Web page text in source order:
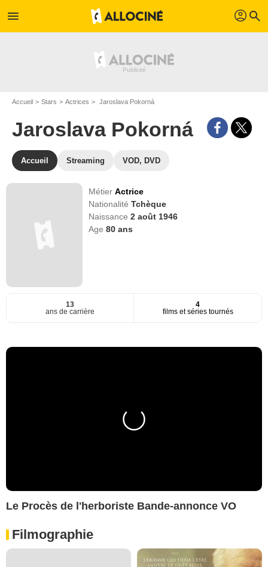
menu profil search
Accueil Stars Actrices Jaroslava Pokorná
Jaroslava Pokorná
Accueil Streaming VOD, DVD
MétierActrice
NationalitéTchèque
Naissance2 août 1946
Age80 ans
13
ans de carrière
4
films et séries tournés
Le Procès de l'herboriste Bande-annonce VO
Filmographie